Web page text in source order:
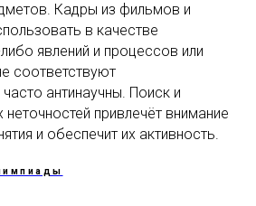
Кадры из фильмов и
в качестве
явлений и процессов или
соответствуют
антинаучны. Поиск и
неточностей привлечёт внимание
и обеспечит их активность.